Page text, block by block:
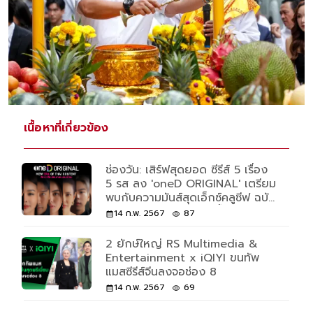
เนื้อหาที่เกี่ยวข้อง
ช่องวัน: เสิร์ฟสุดยอด ซีรีส์ 5 เรื่อง
5 รส ลง 'oneD ORIGINAL' เตรียม
พบกับความมันส์สุดเอ็กซ์คลูซีฟ ฉบับ
UNCUT ทางแอปฯ เท่านั้น
14 ก.พ. 2567 87
2 ยักษ์ใหญ่ RS Multimedia &
Entertainment x iQIYI ขนทัพ
แมสซีรีส์จีนลงจอช่อง 8
14 ก.พ. 2567 69